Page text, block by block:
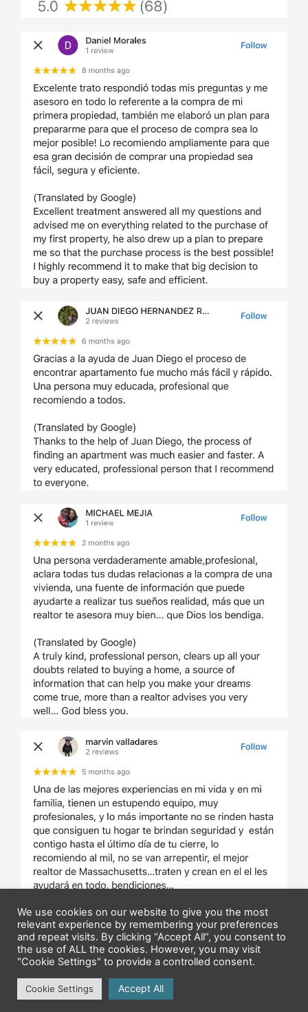
We use cookies on our website to give you the most
relevant experience by remembering your preferences
and repeat visits. By clicking “Accept All”, you consent to
the use of ALL the cookies. However, you may visit
"Cookie Settings" to provide a controlled consent.
Cookie Settings Accept All